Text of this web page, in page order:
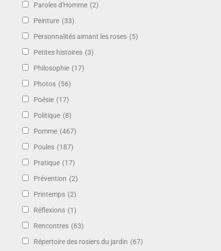
Paroles d'Homme (2)
Peinture (33)
Personnalités aimant les roses (5)
Petites histoires (3)
Philosophie (17)
Photos (56)
Poésie (17)
Politique (8)
Pomme (467)
Poules (187)
Pratique (17)
Prévention (2)
Printemps (2)
Réflexions (1)
Rencontres (63)
Répertoire des rosiers du jardin (67)